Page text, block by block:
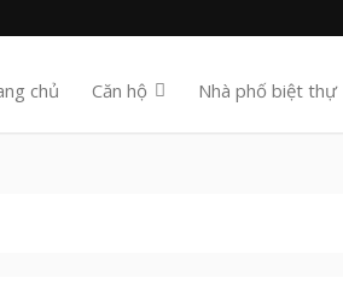
chủ Căn hộ Nhà phố biệt thự